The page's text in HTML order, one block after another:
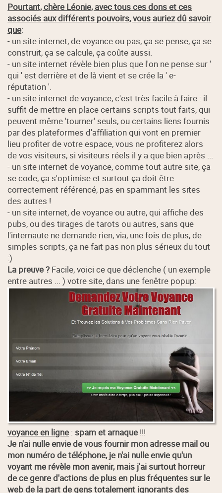
Pourtant, chère Léonie, avec tous ces dons et ces
associés aux différents pouvoirs, vous auriez dû savoir
que:
- un site internet, de voyance ou pas, ça se pense, ça se
construit, ça se calcule, ça coûte aussi.
- un site internet révèle bien plus que l'on ne pense sur '
qui ' est derrière et de là vient et se crée la ' e-
réputation '.
- un site internet de voyance, c'est très facile à faire : il
suffit de mettre en place certains scripts tout faits, qui
peuvent même 'tourner' seuls, ou certains liens fournis
par des plateformes d'affiliation qui vont en premier
lieu profiter de votre espace, vous ne profiterez alors
de vos visiteurs, si visiteurs réels il y a que bien après ...
- un site internet de voyance, comme tout autre site, ça
se code, ça s'optimise et surtout ça doit être
correctement référencé, pas en spammant les sites
des autres !
- un site internet, de voyance ou autre, qui affiche des
pubs, ou des tirages de tarots ou autres, sans que
l'internaute ne demande rien, via, une fois de plus, de
simples scripts, ça ne fait pas non plus sérieux du tout
:)
La preuve ? Facile, voici ce que déclenche ( un exemple
entre autres ... ) votre site, dans une fenêtre popup:
voyance en ligne : spam et arnaque !!!
Je n'ai nulle envie de vous fournir mon adresse mail ou
mon numéro de téléphone, je n'ai nulle envie qu'un
voyant me révèle mon avenir, mais j'ai surtout horreur
de ce genre d'actions de plus en plus fréquentes sur le
web de la part de gens totalement ignorants des